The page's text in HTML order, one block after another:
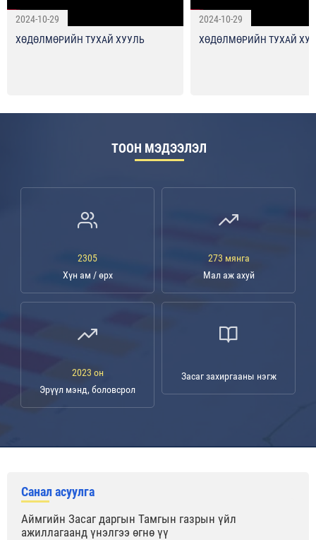
2024-10-29
ХӨДӨЛМӨРИЙН ТУХАЙ ХУУЛЬ
2024-10-29
ХӨДӨЛМӨРИЙН ТУХАЙ
ТООН МЭДЭЭЛЭЛ
2305
Хүн ам / өрх
273 мянга
Мал аж ахуй
2023 он
Эрүүл мэнд, боловсрол
Засаг захиргааны нэгж
Санал асуулга
Аймгийн Засаг даргын Тамгын газрын үйл
ажиллагаанд үнэлгээ өгнө үү